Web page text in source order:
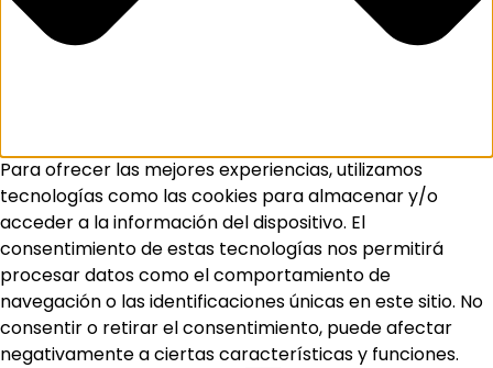
Para ofrecer las mejores experiencias, utilizamos
tecnologías como las cookies para almacenar y/o
acceder a la información del dispositivo. El
consentimiento de estas tecnologías nos permitirá
procesar datos como el comportamiento de
navegación o las identificaciones únicas en este sitio. No
consentir o retirar el consentimiento, puede afectar
negativamente a ciertas características y funciones.